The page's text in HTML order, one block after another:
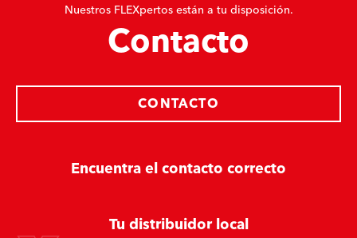
Nuestros FLEXpertos están a tu disposición.
Contacto
Encuentra el contacto correcto
CONTACTO
Tu distribuidor local